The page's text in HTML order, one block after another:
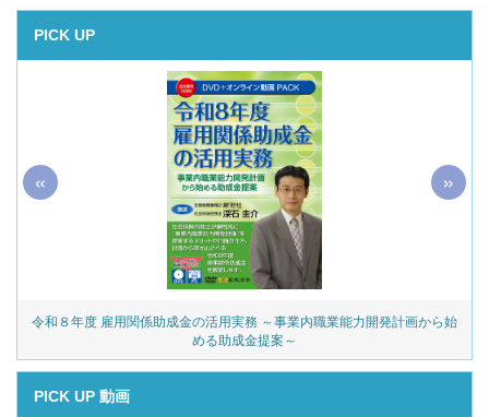
PICK UP
令和８年度 雇用関係助成金の活用実務 ～事業内職業能力開発計画から始
める助成金提案～
« »
PICK UP 動画